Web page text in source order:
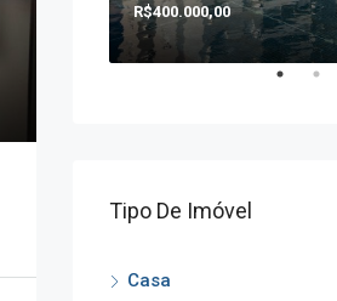
R$400.000,00
Tipo De Imóvel
Casa